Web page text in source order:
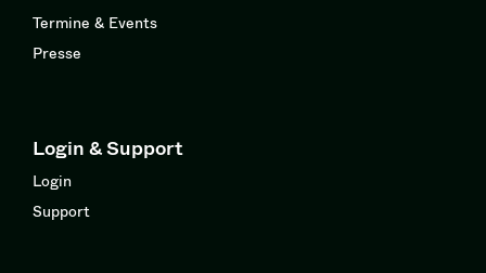
Termine & Events
Presse
Login & Support
Login
Support